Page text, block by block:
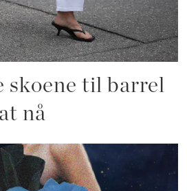
skoene til barrel
nå